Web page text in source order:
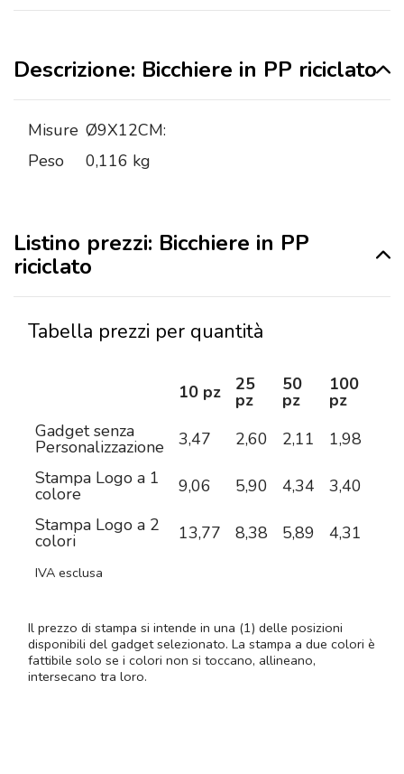
Descrizione: Bicchiere in PP riciclato
Misure Ø9X12CM:
Peso
0,116 kg
Listino prezzi: Bicchiere in PP
riciclato
Tabella prezzi per quantità
10 pz 25
pz
50
pz
100
pz
Gadget senza
Personalizzazione 3,47 2,60 2,11 1,98
Stampa Logo a 1
colore 9,06 5,90 4,34 3,40
Stampa Logo a 2
colori 13,77 8,38 5,89 4,31
IVA esclusa
Il prezzo di stampa si intende in una (1) delle posizioni
disponibili del gadget selezionato. La stampa a due colori è
fattibile solo se i colori non si toccano, allineano,
intersecano tra loro.